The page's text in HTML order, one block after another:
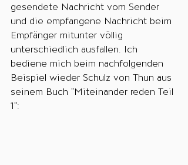
gesendete Nachricht vom Sender
und die empfangene Nachricht beim
Empfänger mitunter völlig
unterschiedlich ausfallen. Ich
bediene mich beim nachfolgenden
Beispiel wieder Schulz von Thun aus
seinem Buch "Miteinander reden Teil
1":